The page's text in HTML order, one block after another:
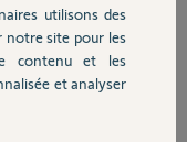
utilisons des
notre site pour les
contenu et les
et analyser